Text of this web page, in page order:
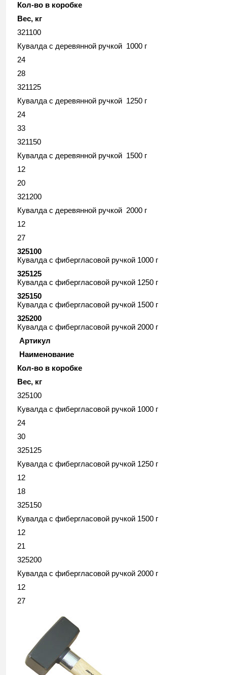
Кол-во в коробке
Вес, кг
321100
Кувалда с деревянной ручкой 1000 г
24
28
321125
Кувалда с деревянной ручкой 1250 г
24
33
321150
Кувалда с деревянной ручкой 1500 г
12
20
321200
Кувалда с деревянной ручкой 2000 г
12
27
325100
Кувалда с фибергласовой ручкой 1000 г
325125
Кувалда с фибергласовой ручкой 1250 г
325150
Кувалда с фибергласовой ручкой 1500 г
325200
Кувалда с фибергласовой ручкой 2000 г
Артикул
Наименование
Кол-во в коробке
Вес, кг
325100
Кувалда с фибергласовой ручкой 1000 г
24
30
325125
Кувалда с фибергласовой ручкой 1250 г
12
18
325150
Кувалда с фибергласовой ручкой 1500 г
12
21
325200
Кувалда с фибергласовой ручкой 2000 г
12
27